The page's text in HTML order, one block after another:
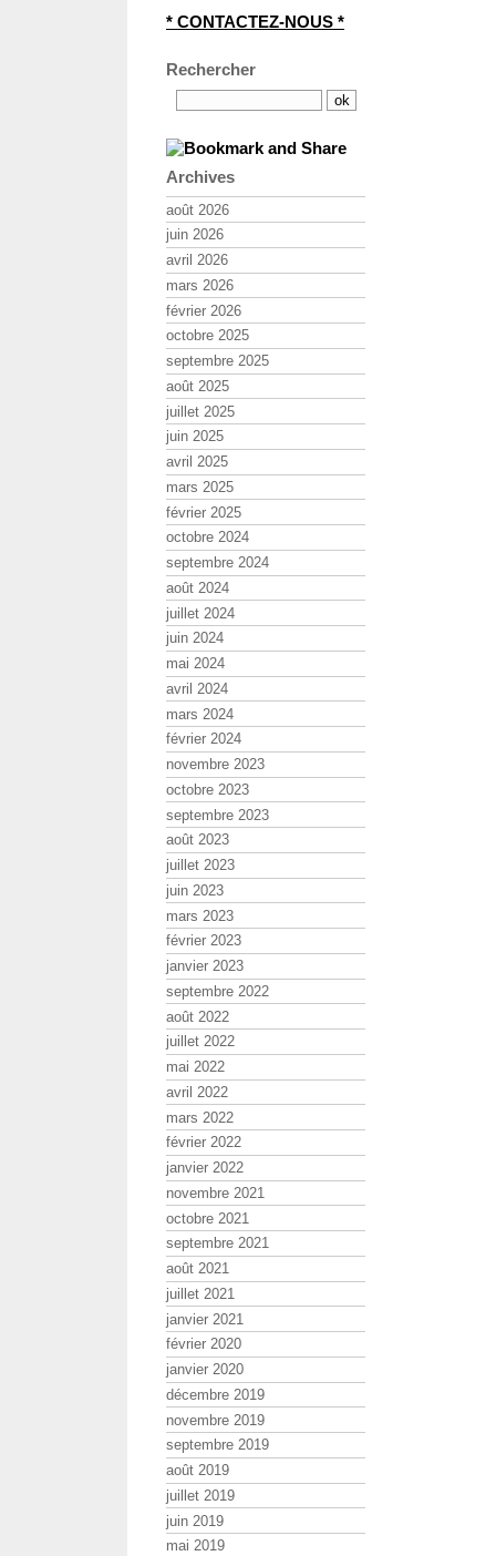
* CONTACTEZ-NOUS *
Rechercher
Archives
août 2026
juin 2026
avril 2026
mars 2026
février 2026
octobre 2025
septembre 2025
août 2025
juillet 2025
juin 2025
avril 2025
mars 2025
février 2025
octobre 2024
septembre 2024
août 2024
juillet 2024
juin 2024
mai 2024
avril 2024
mars 2024
février 2024
novembre 2023
octobre 2023
septembre 2023
août 2023
juillet 2023
juin 2023
mars 2023
février 2023
janvier 2023
septembre 2022
août 2022
juillet 2022
mai 2022
avril 2022
mars 2022
février 2022
janvier 2022
novembre 2021
octobre 2021
septembre 2021
août 2021
juillet 2021
janvier 2021
février 2020
janvier 2020
décembre 2019
novembre 2019
septembre 2019
août 2019
juillet 2019
juin 2019
mai 2019